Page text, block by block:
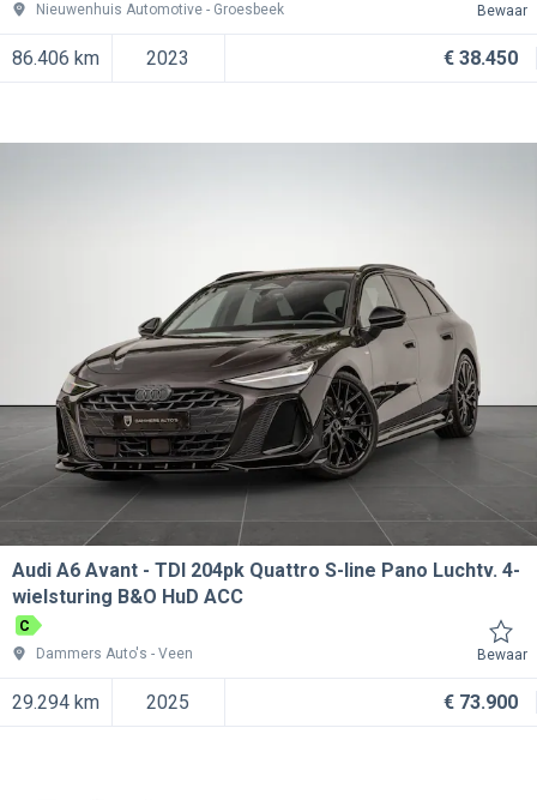
Nieuwenhuis Automotive Groesbeek Bewaar
86.406 km 2023 € 38.450
Audi A6 Avant
TDI 204pk Quattro S-line Pano Luchtv. 4-
wielsturing B&O HuD ACC
C
Dammers Auto's
Veen Bewaar
29.294 km 2025 € 73.900